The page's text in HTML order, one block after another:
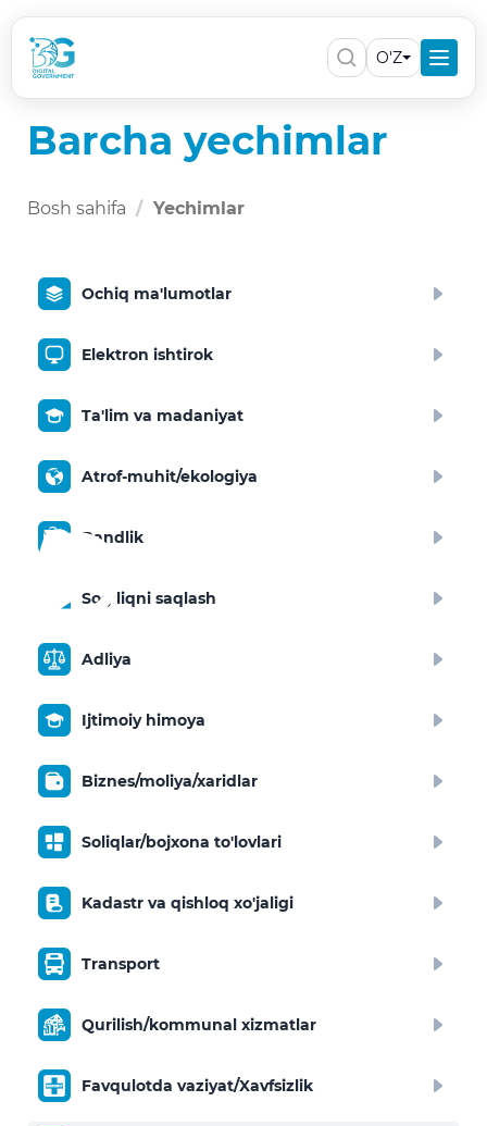
O'Z
Barcha yechimlar
Bosh sahifa Yechimlar
Ochiq ma'lumotlar
Elektron ishtirok
Ta'lim va madaniyat
Atrof-muhit/ekologiya
Bandlik
Sog‘liqni saqlash
Adliya
Ijtimoiy himoya
Biznes/moliya/xaridlar
Soliqlar/bojxona to'lovlari
Kadastr va qishloq xo'jaligi
Transport
Qurilish/kommunal xizmatlar
Favqulotda vaziyat/Xavfsizlik